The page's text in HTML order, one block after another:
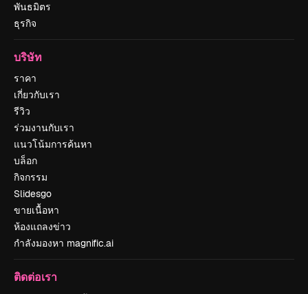
พันธมิตร
ธุรกิจ
บริษัท
ราคา
เกี่ยวกับเรา
รีวิว
ร่วมงานกับเรา
แนวโน้มการค้นหา
บล็อก
กิจกรรม
Slidesgo
ขายเนื้อหา
ห้องแถลงข่าว
กำลังมองหา magnific.ai
ติดต่อเรา